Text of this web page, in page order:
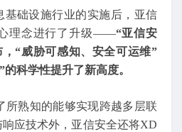
基础设施行业的实施后，亚信
理念进行了升级——“亚信安
“威胁可感知、安全可运维”
科学性提升了新高度。
所熟知的能够实现跨越多层联
应技术外，亚信安全还将XD